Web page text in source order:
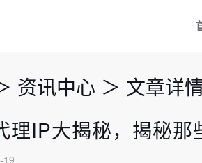
资讯中心 ＞ 文章详
理IP大揭秘，揭秘
19